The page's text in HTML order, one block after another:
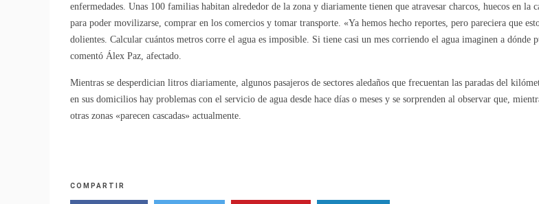
enfermedades. Unas 100 familias habitan alrededor de la zona y diariamente tienen que atravesar charcos, huecos en la
para poder movilizarse, comprar en los comercios y tomar transporte. «Ya hemos hecho reportes, pero pareciera que
dolientes. Calcular cuántos metros corre el agua es imposible. Si tiene casi un mes corriendo el agua imaginen a dónde
comentó Álex Paz, afectado.
Mientras se desperdician litros diariamente, algunos pasajeros de sectores aledaños que frecuentan las paradas del
en sus domicilios hay problemas con el servicio de agua desde hace días o meses y se sorprenden al observar que,
otras zonas «parecen cascadas» actualmente.
COMPARTIR